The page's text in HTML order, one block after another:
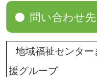
問い合わせ先
地域福祉センタ
援グループ